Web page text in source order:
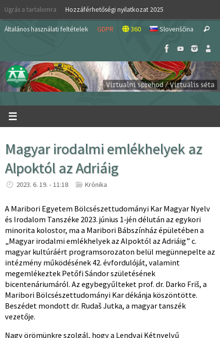
Skip
content
Ugrás a tartalomra Hozzáférhetőségi nyilatkozat 2025
Általános használati feltételek GDPR 360 Slovenščina Search
Magyar irodalmi emlékhelyek az
Alpoktól az Adriáig
2023. 6. 19. - 11:18 Krónika
A Maribori Egyetem Bölcsészettudományi Kar Magyar Nyelv
és Irodalom Tanszéke 2023. június 1-jén délután az egykori
minorita kolostor, ma a Maribori Bábszínház épületében a
„Magyar irodalmi emlékhelyek az Alpoktól az Adriáig” c.
magyar kultúráért programsorozaton belül megünnepelte az
intézmény működésének 42. évfordulóját, valamint
megemlékeztek Petőfi Sándor születésének
bicentenáriumáról. Az egybegyűlteket prof. dr. Darko Friš, a
Maribori Bölcsészettudományi Kar dékánja köszöntötte.
Beszédet mondott dr. Rudaš Jutka, a magyar tanszék
vezetője.
Nagy örömünkre szolgál, hogy a Lendvai Kétnyelvű